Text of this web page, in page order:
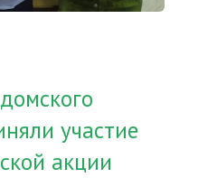
участие
акции